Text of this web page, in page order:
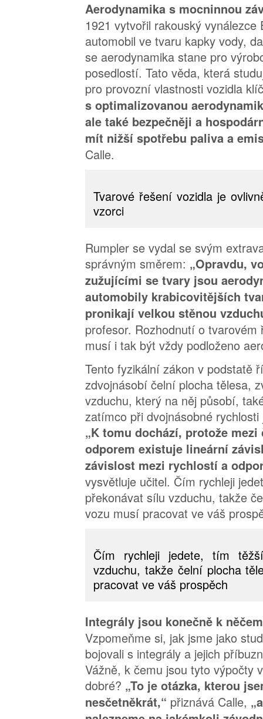
Aerodynamika s mocninnou
1921 vytvořil rakouský vynálezce
automobil ve tvaru kapky vody,
se aerodynamika stane pro
posedlostí. Tato věda, která
pro provozní vlastnosti vozidla
s optimalizovanou
ale také bezpečněji a
mít nižší spotřebu paliva a
Calle.
Tvarové řešení vozidla je
vzorci
Rumpler se vydal se svým
správným směrem: „Opravdu,
zužujícími se tvary jsou
automobily krabicovitějších
pronikají velkou stěnou
profesor. Rozhodnutí o tvarovém
musí i tak být vždy podloženo
Tento fyzikální zákon v podstatě
zdvojnásobí čelní plocha tělesa,
vzduchu, který na něj působí,
zatímco při dvojnásobné
„K tomu dochází, protože
odporem existuje lineární
závislost mezi rychlostí a
vysvětluje učitel. Čím rychleji
překonávat sílu vzduchu, takže
vozu musí pracovat ve váš
Čím rychleji jedete, tím
vzduchu, takže čelní plocha
pracovat ve váš prospěch
Integrály jsou konečně k
Vzpomeňme si, jak jsme jako
bojovali s integrály a jejich
Vážně, k čemu jsou tyto výpočty
dobré? „To je otázka, kterou
nesčetněkrát,“ přiznává Calle,